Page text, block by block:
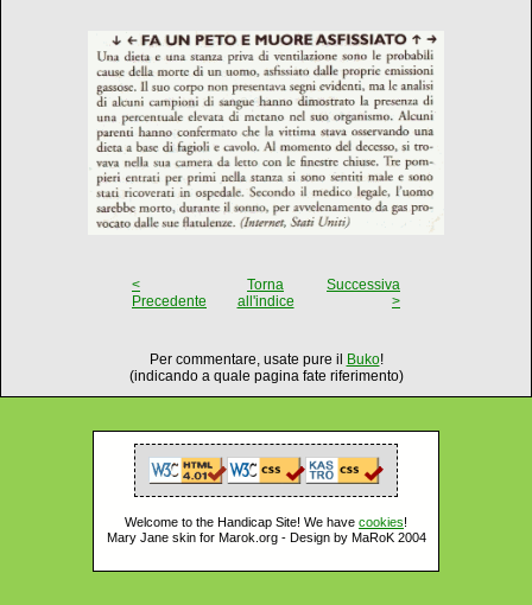
<
Precedente
Torna
all'indice
Successiva
>
Per commentare, usate pure il Buko!
(indicando a quale pagina fate riferimento)
Welcome to the Handicap Site! We have cookies!
Mary Jane skin for Marok.org - Design by MaRoK 2004